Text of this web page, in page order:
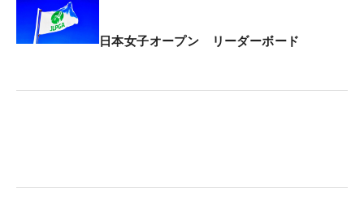
レギュラーツアーは昨年2試合に出たが、ステップ
日本女子オープン リーダーボード